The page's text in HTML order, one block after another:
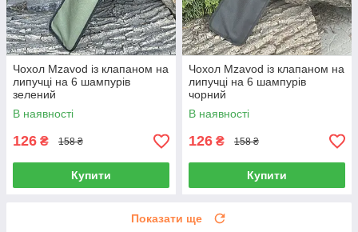
Чохол Mzavod із клапаном на
липучці на 6 шампурів
зелений
В наявності
126 ₴ 158 ₴
Купити
Чохол Mzavod із клапаном на
липучці на 6 шампурів
чорний
В наявності
126 ₴ 158 ₴
Купити
Показати ще